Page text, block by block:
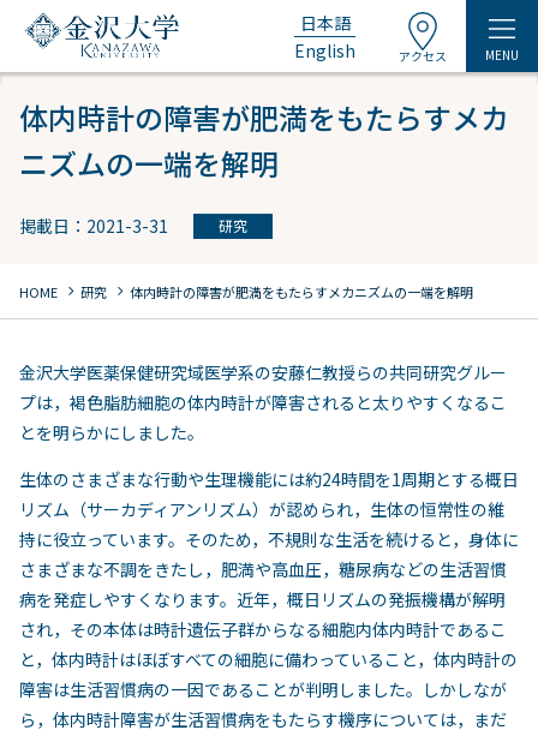
日本語
English
アクセス MENU
体内時計の障害が肥満をもたらすメカ
ニズムの一端を解明
掲載日：2021-3-31 研究
HOME chevron_right 研究 chevron_right 体内時計の障害が肥満をもたらすメカニズムの一端を解明
金沢大学医薬保健研究域医学系の安藤仁教授らの共同研究グルー
プは，褐色脂肪細胞の体内時計が障害されると太りやすくなるこ
とを明らかにしました。
生体のさまざまな行動や生理機能には約24時間を1周期とする概日
リズム（サーカディアンリズム）が認められ，生体の恒常性の維
持に役立っています。そのため，不規則な生活を続けると，身体に
さまざまな不調をきたし，肥満や高血圧，糖尿病などの生活習慣
病を発症しやすくなります。近年，概日リズムの発振機構が解明
され，その本体は時計遺伝子群からなる細胞内体内時計であるこ
と，体内時計はほぼすべての細胞に備わっていること，体内時計の
障害は生活習慣病の一因であることが判明しました。しかしなが
ら，体内時計障害が生活習慣病をもたらす機序については，まだ